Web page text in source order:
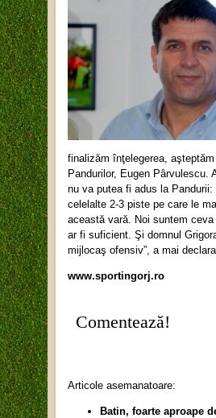
finalizăm înţelegerea,
Pandurilor, Eugen Pârvulescu.
nu va putea fi adus la
celelalte 2-3 piste pe care le
această vară. Noi suntem
ar fi suficient. Şi domnul
mijlocaş ofensiv”, a mai
www.sportingorj.ro
Comentează!
Articole asemanatoare:
Batin, foarte aproape